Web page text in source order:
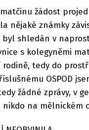
žádost
nějaké známky
shledán v
s kolegyněmi
tedy do
OSPOD
žádné zprávy, v
na mělnickém